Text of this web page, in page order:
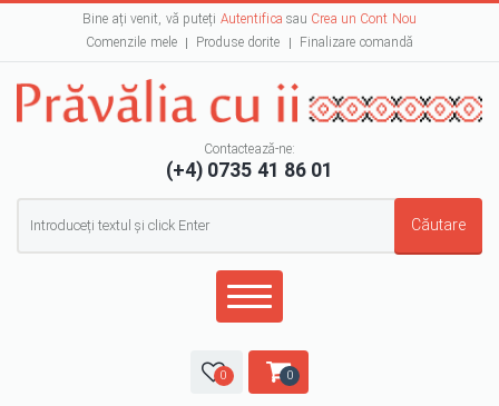
Bine ați venit, vă puteți Autentifica sau Crea un Cont Nou
Comenzile mele
Produse dorite Finalizare comandă
Contactează-ne:
(+4) 0735 41 86 01
Formular de căutare
0 0